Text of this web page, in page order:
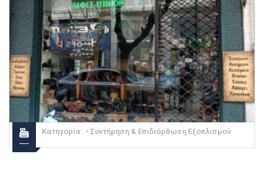
Κατηγορία : • Συντήρηση & Επιδιόρθωση Εξοπλισμού